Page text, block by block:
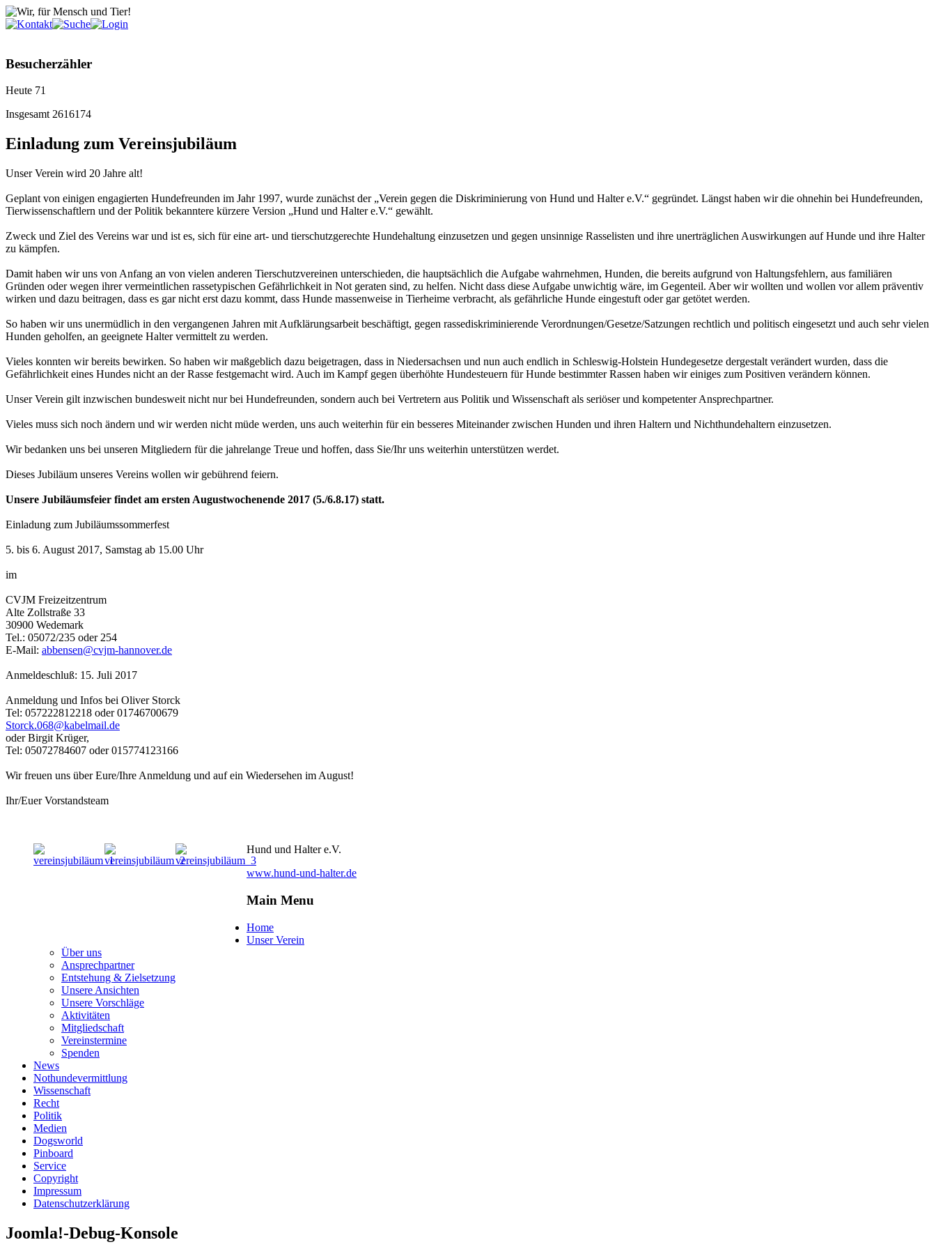
Besucherzähler
Heute 71
Insgesamt2616174
Einladung zum Vereinsjubiläum
Unser Verein wird 20 Jahre alt!
Geplant von einigen engagierten Hundefreunden im Jahr 1997, wurde zunächst der „Verein gegen die Diskriminierung von Hund und Halter e.V.“ gegründet. Längst haben wir die ohnehin bei Hundefreunden,
Tierwissenschaftlern und der Politik bekanntere kürzere Version „Hund und Halter e.V.“ gewählt.
Zweck und Ziel des Vereins war und ist es, sich für eine art- und tierschutzgerechte Hundehaltung einzusetzen und gegen unsinnige Rasselisten und ihre unerträglichen Auswirkungen auf Hunde und ihre Halter
zu kämpfen.
Damit haben wir uns von Anfang an von vielen anderen Tierschutzvereinen unterschieden, die hauptsächlich die Aufgabe wahrnehmen, Hunden, die bereits aufgrund von Haltungsfehlern, aus familiären
Gründen oder wegen ihrer vermeintlichen rassetypischen Gefährlichkeit in Not geraten sind, zu helfen. Nicht dass diese Aufgabe unwichtig wäre, im Gegenteil. Aber wir wollten und wollen vor allem präventiv
wirken und dazu beitragen, dass es gar nicht erst dazu kommt, dass Hunde massenweise in Tierheime verbracht, als gefährliche Hunde eingestuft oder gar getötet werden.
So haben wir uns unermüdlich in den vergangenen Jahren mit Aufklärungsarbeit beschäftigt, gegen rassediskriminierende Verordnungen/Gesetze/Satzungen rechtlich und politisch eingesetzt und auch sehr vielen
Hunden geholfen, an geeignete Halter vermittelt zu werden.
Vieles konnten wir bereits bewirken. So haben wir maßgeblich dazu beigetragen, dass in Niedersachsen und nun auch endlich in Schleswig-Holstein Hundegesetze dergestalt verändert wurden, dass die
Gefährlichkeit eines Hundes nicht an der Rasse festgemacht wird. Auch im Kampf gegen überhöhte Hundesteuern für Hunde bestimmter Rassen haben wir einiges zum Positiven verändern können.
Unser Verein gilt inzwischen bundesweit nicht nur bei Hundefreunden, sondern auch bei Vertretern aus Politik und Wissenschaft als seriöser und kompetenter Ansprechpartner.
Vieles muss sich noch ändern und wir werden nicht müde werden, uns auch weiterhin für ein besseres Miteinander zwischen Hunden und ihren Haltern und Nichthundehaltern einzusetzen.
Wir bedanken uns bei unseren Mitgliedern für die jahrelange Treue und hoffen, dass Sie/Ihr uns weiterhin unterstützen werdet.
Dieses Jubiläum unseres Vereins wollen wir gebührend feiern.
Unsere Jubiläumsfeier findet am ersten Augustwochenende 2017 (5./6.8.17) statt.
Einladung zum Jubiläumssommerfest
5. bis 6. August 2017, Samstag ab 15.00 Uhr
im
CVJM Freizeitzentrum
Alte Zollstraße 33
30900 Wedemark
Tel.: 05072/235 oder 254
E-Mail: abbensen@cvjm-hannover.de
Anmeldeschluß: 15. Juli 2017
Anmeldung und Infos bei Oliver Storck
Tel: 057222812218 oder 01746700679
Storck.068@kabelmail.de
oder Birgit Krüger,
Tel: 05072784607 oder 015774123166
Wir freuen uns über Eure/Ihre Anmeldung und auf ein Wiedersehen im August!
Ihr/Euer Vorstandsteam
Hund und Halter e.V.
www.hund-und-halter.de
Main Menu
Home
Unser Verein
Über uns
Ansprechpartner
Entstehung & Zielsetzung
Unsere Ansichten
Unsere Vorschläge
Aktivitäten
Mitgliedschaft
Vereinstermine
Spenden
News
Nothundevermittlung
Wissenschaft
Recht
Politik
Medien
Dogsworld
Pinboard
Service
Copyright
Impressum
Datenschutzerklärung
Joomla!-Debug-Konsole